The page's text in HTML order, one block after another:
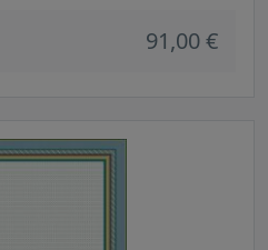
91,00 €